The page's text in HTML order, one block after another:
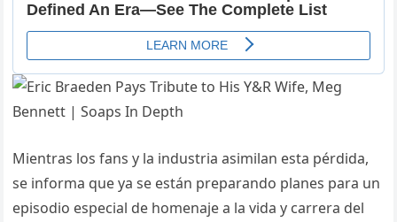
Mientras los fans y la industria asimilan esta pérdida,
se informa que ya se están preparando planes para un
episodio especial de homenaje a la vida y carrera del